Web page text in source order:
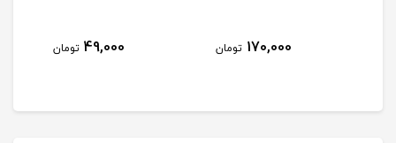
170,000 تومان 49,000 تومان